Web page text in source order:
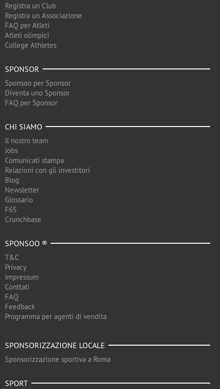
Registra un Club
Registra un Associazione
FAQ per Atleti
Atleti olimpici
College Athletes
SPONSOR
Sponsoo per Sponsor
Diventa uno Sponsor
FAQ per Sponsor
CHI SIAMO
Il nostro team
Jobs
Comunicati stampa
Relazioni con gli investitori
Blog
Newsletter
Glossario
F6S
Crunchbase
SPONSOO ®
T&C
Privacy
Impressum
Conttati
FAQ
Feedback
Programma per agenti di vendita
SPONSORIZZAZIONE LOCALE
Sponsorizzazione sportiva a Roma
SPORT